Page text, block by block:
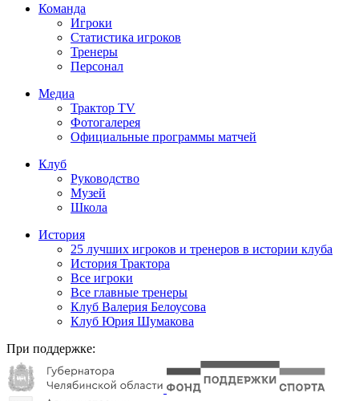
Команда
Игроки
Статистика игроков
Тренеры
Персонал
Медиа
Трактор TV
Фотогалерея
Официальные программы матчей
Клуб
Руководство
Музей
Школа
История
25 лучших игроков и тренеров в истории клуба
История Трактора
Все игроки
Все главные тренеры
Клуб Валерия Белоусова
Клуб Юрия Шумакова
При поддержке: